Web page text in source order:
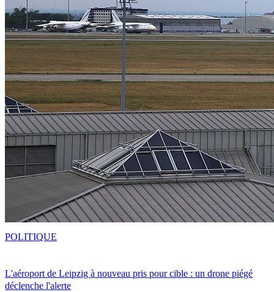
L'aéroport de Leipzig à nouveau pris pour cible : un drone piégé
déclenche l'alerte
POLITIQUE